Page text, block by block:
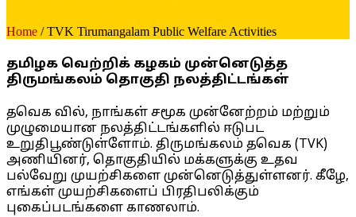
Home / TVK Tirumangalam Public Welfare Activities
தமிழக வெற்றிக் கழகம் முன்னெடுத்த
திருமங்கலம் தொகுதி நலத்திட்டங்கள்
தவெக வில், நாங்கள் சமூக முன்னேற்றம் மற்றும்
முழுமையான நலத்திட்டங்களில் ஈடுபட
உறுதிபூண்டுள்ளோம். திருமங்கலம் தவெக (TVK)
அணியினர், தொகுதியில் மக்களுக்கு உதவ
பல்வேறு முயற்சிகளை முன்னெடுத்துள்ளனர். கீழே,
எங்கள் முயற்சிகளைப் பிரதிபலிக்கும்
புகைப்படங்களை காணலாம்.